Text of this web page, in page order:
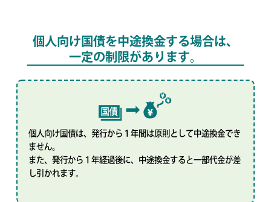
個人向け国債を中途換金する場合は、
一定の制限があります。
個人向け国債は、発行から１年間は原則として中途換金でき
ません。
また、発行から１年経過後に、中途換金すると一部代金が差
し引かれます。